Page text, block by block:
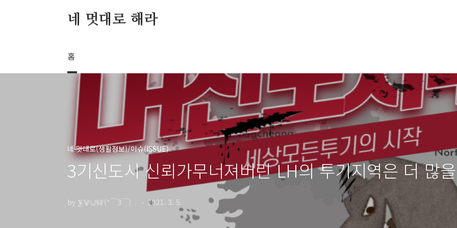
네 멋대로 해라
홈
네 멋대로(생활정보)/이슈(ISSUE)
3기신도시 신뢰가무너져버린 LH의 투기지역은 더 많
by ⨊⨈⨄₠₣(*￣3￣)╭ 2021. 3. 5.